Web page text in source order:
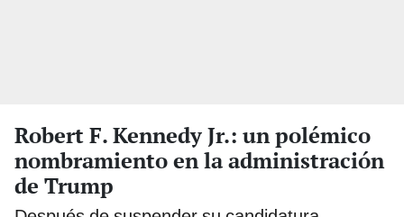
Robert F. Kennedy Jr.: un polémico
nombramiento en la administración
de Trump